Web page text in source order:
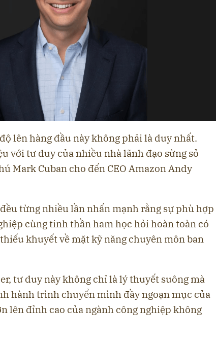
lên hàng đầu này không phải là duy nhất.
với tư duy của nhiều nhà lãnh đạo sừng sỏ
Mark Cuban cho đến CEO Amazon Andy
từng nhiều lần nhấn mạnh rằng sự phù hợp
cùng tinh thần ham học hỏi hoàn toàn có
khuyết về mặt kỹ năng chuyên môn ban
tư duy này không chỉ là lý thuyết suông mà
hành trình chuyển mình đầy ngoạn mục của
lên đỉnh cao của ngành công nghiệp không